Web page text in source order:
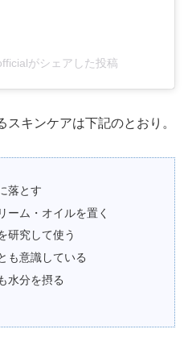
がシェアした投稿
キンケアは下記のとおり。
落とす
ム・オイルを置く
研究して使う
も意識している
水分を摂る